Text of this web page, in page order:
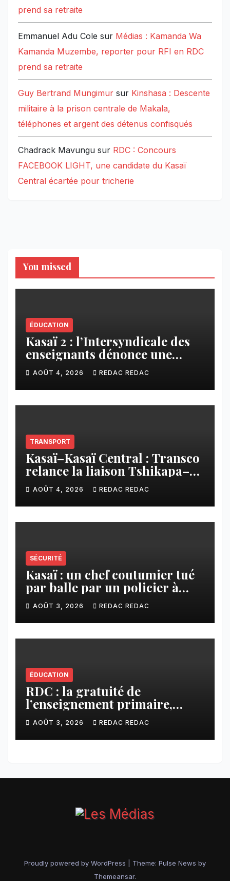
prend sa retraite
Emmanuel Adu Cole sur Médias : Kamanda Wa
Kamanda Muzembe, reporter pour RFI en RDC
prend sa retraite
Guy Bertrand Mungimur sur Kinshasa : Descente
militaire à la prison centrale de Makala,
téléphones et argent des détenus confisqués
Chadrack Mavungu sur RDC : Concours
FACEBOOK LIGHT, une candidate du Kasaï
Central écartée pour tricherie
You missed
ÉDUCATION
Kasaï 2 : l’Intersyndicale des
enseignants dénonce une
contribution financière
imposée aux écoles de la
CNCA
AOÛT 4, 2026 REDAC REDAC
TRANSPORT
Kasaï–Kasaï Central : Transco
relance la liaison Tshikapa–
Tshiamu pour faciliter les
échanges
AOÛT 4, 2026 REDAC REDAC
SÉCURITÉ
Kasaï : un chef coutumier tué
par balle par un policier à
Kamuesha, la tension monte
AOÛT 3, 2026 REDAC REDAC
ÉDUCATION
RDC : la gratuité de
l’enseignement primaire,
vision phare du Président
Félix Tshisekedi réaffirmée
par une circulaire du
AOÛT 3, 2026 REDAC REDAC
Proudly powered by WordPress Theme: Pulse News by
Themeansar.